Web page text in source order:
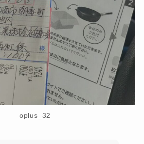
oplus_32